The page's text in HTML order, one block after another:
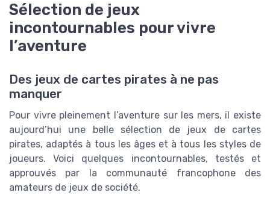
Sélection de jeux
incontournables pour vivre
l’aventure
Des jeux de cartes pirates à ne pas
manquer
Pour vivre pleinement l’aventure sur les mers, il existe
aujourd’hui une belle sélection de jeux de cartes
pirates, adaptés à tous les âges et à tous les styles de
joueurs. Voici quelques incontournables, testés et
approuvés par la communauté francophone des
amateurs de jeux de société.